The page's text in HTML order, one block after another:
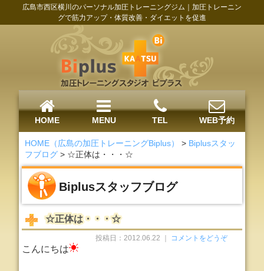
広島市西区横川のパーソナル加圧トレーニングジム｜加圧トレーニン
グで筋力アップ・体質改善・ダイエットを促進
HOME MENU TEL WEB予約
HOME（広島の加圧トレーニングBiplus） > Biplusスタッ
フブログ > ☆正体は・・・☆
Biplusスタッフブログ
☆正体は・・・☆
投稿日：2012.06.22 ｜ コメントをどうぞ
こんにちは